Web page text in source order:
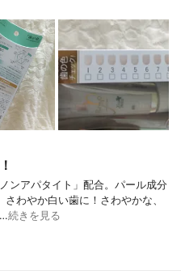
ンアパタイト」配合。パール成分
わやか白い歯に！さわやかな、
続きを見る